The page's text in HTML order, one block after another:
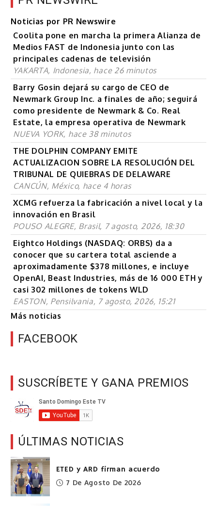
Noticias por PR Newswire
Coolita pone en marcha la primera Alianza de
Medios FAST de Indonesia junto con las
principales cadenas de televisión
YAKARTA, Indonesia, hace 26 minutos
Barry Gosin dejará su cargo de CEO de
Newmark Group Inc. a finales de año; seguirá
como presidente de Newmark & Co. Real
Estate, la empresa operativa de Newmark
NUEVA YORK, hace 38 minutos
THE DOLPHIN COMPANY EMITE
ACTUALIZACION SOBRE LA RESOLUCIÓN DEL
TRIBUNAL DE QUIEBRAS DE DELAWARE
CANCÚN, México, hace 4 horas
XCMG refuerza la fabricación a nivel local y la
innovación en Brasil
POUSO ALEGRE, Brasil, 7 agosto, 2026, 18:30
Eightco Holdings (NASDAQ: ORBS) da a
conocer que su cartera total asciende a
aproximadamente $378 millones, e incluye
OpenAI, Beast Industries, más de 16 000 ETH y
casi 302 millones de tokens WLD
EASTON, Pensilvania, 7 agosto, 2026, 15:21
Más noticias
FACEBOOK
SUSCRÍBETE Y GANA PREMIOS
ÚLTIMAS NOTICIAS
ETED y ARD firman acuerdo
7 De Agosto De 2026